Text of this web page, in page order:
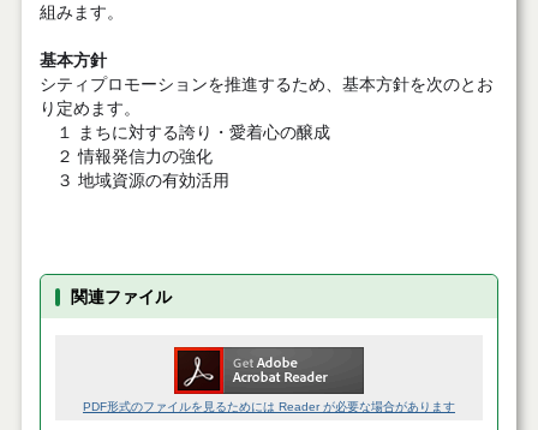
組みます。
基本方針
シティプロモーションを推進するため、基本方針を次のとお
り定めます。
１ まちに対する誇り・愛着心の醸成
２ 情報発信力の強化
３ 地域資源の有効活用
関連ファイル
PDF形式のファイルを見るためには Reader が必要な場合があります